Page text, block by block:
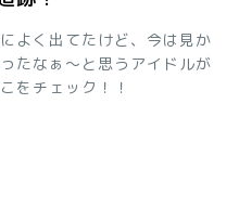
よく出てたけど、今は見か
たなぁ～と思うアイドルが
をチェック！！